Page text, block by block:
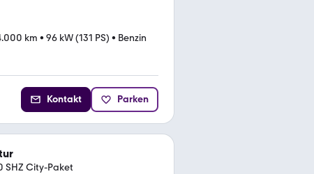
km • 96 kW (131 PS) • Benzin
Kontakt Parken
SHZ City-Paket